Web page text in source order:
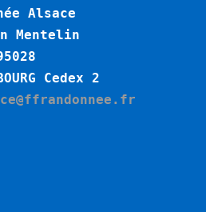
Alsace
Mentelin
Cedex 2